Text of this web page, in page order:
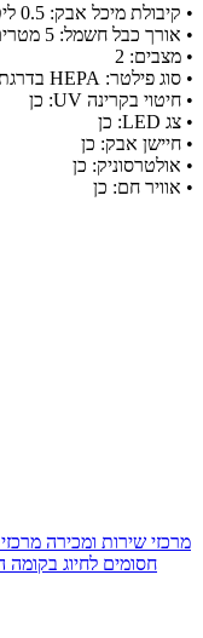
• קיבולת מיכל אבק: 0.5 ליטר
• אורך כבל חשמל: 5 מטרים
• מצבים: 2
• סוג פילטר: HEPA בדרגת MIF
• חיטוי בקרינה UV: כן
• צג LED: כן
• חיישן אבק: כן
• אולטרסוניק: כן
• אוויר חם: כן
מרכזי שירות ומכירה
חסומים לחיוג